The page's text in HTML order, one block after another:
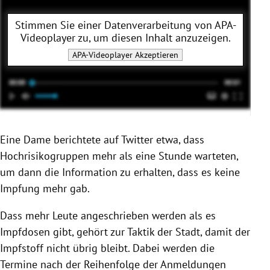
Stimmen Sie einer Datenverarbeitung von APA-
Videoplayerzu, um diesen Inhalt anzuzeigen.
APA-Videoplayer Akzeptieren
Eine Dame berichtete auf Twitter etwa, dass
Hochrisikogruppen mehr als eine Stunde warteten,
um dann die Information zu erhalten, dass es keine
Impfung mehr gab.
Dass mehr Leute angeschrieben werden als es
Impfdosen gibt, gehört zur Taktik der Stadt, damit der
Impfstoff nicht übrig bleibt. Dabei werden die
Termine nach der Reihenfolge der Anmeldungen